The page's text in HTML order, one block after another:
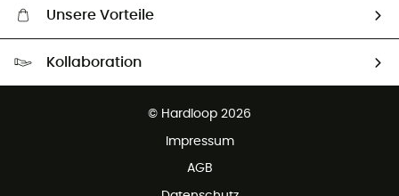
Unsere Vorteile
Kollaboration
© Hardloop 2026
Impressum
AGB